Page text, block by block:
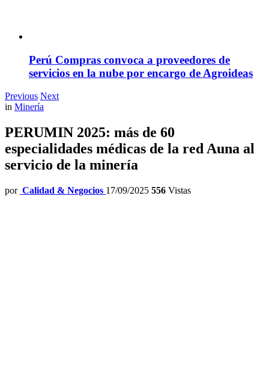
Perú Compras convoca a proveedores de
servicios en la nube por encargo de Agroideas
Previous Next
in Minería
PERUMIN 2025: más de 60
especialidades médicas de la red Auna al
servicio de la minería
por Calidad & Negocios 17/09/2025 556 Vistas